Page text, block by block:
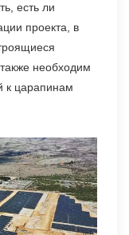
есть ли
проекта, в
необходим
к царапинам